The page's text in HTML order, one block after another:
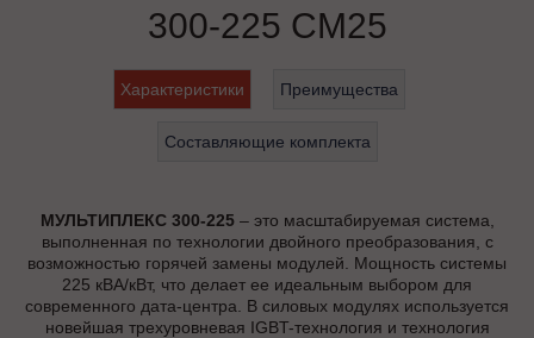
300-225 СМ25
Характеристики Преимущества
Составляющие комплекта
МУЛЬТИПЛЕКС 300-225– это масштабируемая система,
выполненная по технологии двойного преобразования, с
возможностью горячей замены модулей. Мощность системы
225 кВА/кВт, что делает ее идеальным выбором для
современного дата-центра. В силовых модулях используется
новейшая трехуровневая IGBT-технология и технология